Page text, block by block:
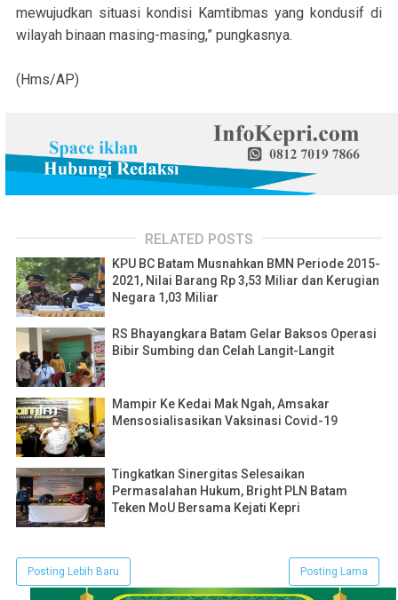
mewujudkan situasi kondisi Kamtibmas yang kondusif di
wilayah binaan masing-masing,” pungkasnya.
(Hms/AP)
RELATED POSTS
KPU BC Batam Musnahkan BMN Periode 2015-
2021, Nilai Barang Rp 3,53 Miliar dan Kerugian
Negara 1,03 Miliar
RS Bhayangkara Batam Gelar Baksos Operasi
Bibir Sumbing dan Celah Langit-Langit
Mampir Ke Kedai Mak Ngah, Amsakar
Mensosialisasikan Vaksinasi Covid-19
Tingkatkan Sinergitas Selesaikan
Permasalahan Hukum, Bright PLN Batam
Teken MoU Bersama Kejati Kepri
Posting Lebih Baru Posting Lama